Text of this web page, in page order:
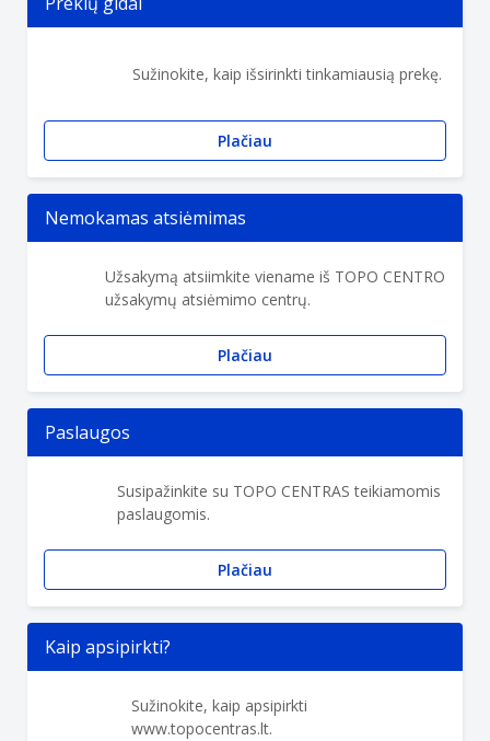
Sužinokite, kaip išsirinkti tinkamiausią prekę.
Plačiau
Nemokamas atsiėmimas
Užsakymą atsiimkite viename iš TOPO CENTRO
užsakymų atsiėmimo centrų.
Plačiau
Paslaugos
Susipažinkite su TOPO CENTRAS teikiamomis
paslaugomis.
Plačiau
Kaip apsipirkti?
Sužinokite, kaip apsipirkti
www.topocentras.lt.